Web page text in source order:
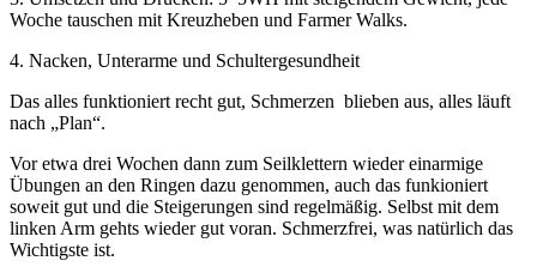
Woche tauschen mit Kreuzheben und Farmer Walks.
4. Nacken, Unterarme und Schultergesundheit
Das alles funktioniert recht gut, Schmerzen blieben aus, alles läuft
nach „Plan“.
Vor etwa drei Wochen dann zum Seilklettern wieder einarmige
Übungen an den Ringen dazu genommen, auch das funkioniert
soweit gut und die Steigerungen sind regelmäßig. Selbst mit dem
linken Arm gehts wieder gut voran. Schmerzfrei, was natürlich das
Wichtigste ist.